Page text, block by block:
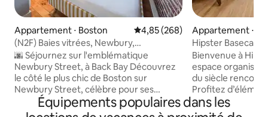
Appartement ⋅ Boston Évaluation moyenne sur la
4,85 (268)
(N2F) Baies vitrées, Newbury,
emplacement privilégié !
🌆 Séjournez sur l'emblématique
Newbury Street, à Back Bay Découvrez
le côté le plus chic de Boston sur
Newbury Street, célèbre pour ses
maisons historiques en grès rouge, ses
trottoirs bordés d'arbres et son
Appartement ⋅
Hipster Basecamp
Parking
Bienvenue à
espace organisé
du siècle
Profitez
qu’une
appareils
Équipements populaires dans les